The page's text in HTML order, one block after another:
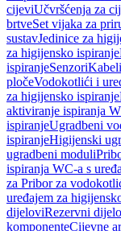
cijeviUčvršćenja za
brtveSet vijaka za
sustavJedinice za
za higijensko ispiranje
ispiranjeSenzoriKabeli
pločeVodokotlići i
za higijensko ispiranje
aktiviranje ispiranja
ispiranjeUgradbeni
ispiranjeHigijenski
ugradbeni moduli
ispiranja WC-a s
za Pribor za
uređajem za
dijeloviRezervni
komponenteCijevne